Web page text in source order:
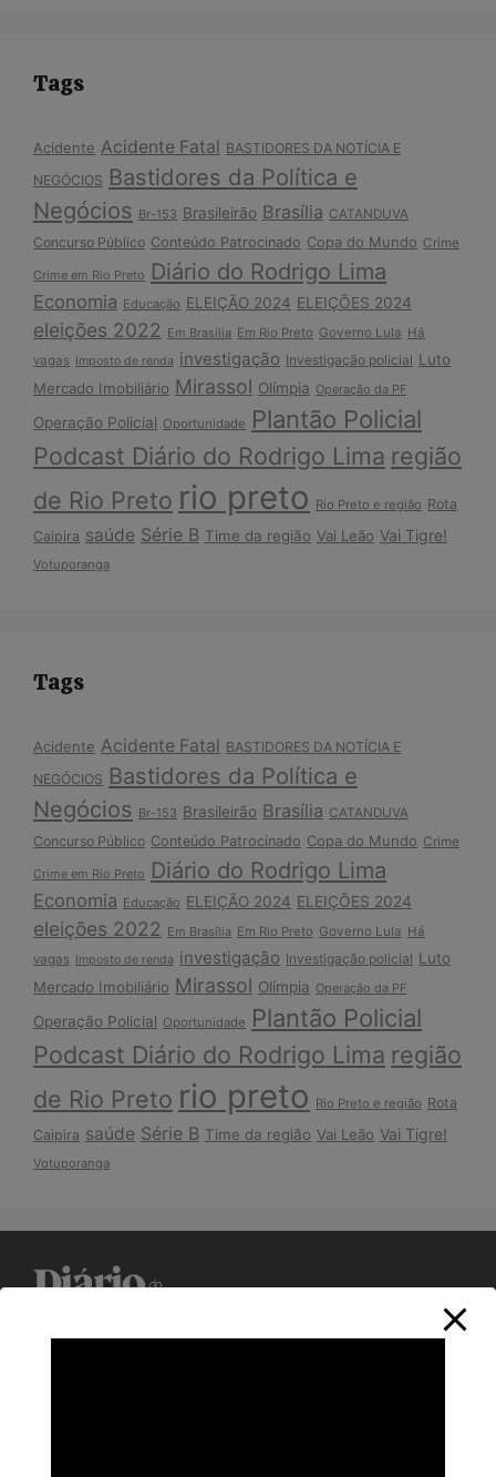
Tags
Acidente Acidente Fatal BASTIDORES DA NOTÍCIA E
NEGÓCIOS Bastidores da Política e
Negócios Br-153 Brasileirão Brasília CATANDUVA
Concurso Público Conteúdo Patrocinado Copa do Mundo Crime
Crime em Rio Preto Diário do Rodrigo Lima
Economia Educação ELEIÇÃO 2024 ELEIÇÕES 2024
eleições 2022 Em Brasília Em Rio Preto Governo Lula Há
vagas Imposto de renda investigação Investigação policial Luto
Mercado Imobiliário Mirassol Olímpia Operação da PF
Operação Policial Oportunidade Plantão Policial
Podcast Diário do Rodrigo Lima região
de Rio Preto rio preto Rio Preto e região Rota
Caipira saúde Série B Time da região Vai Leão Vai Tigre!
Votuporanga
Tags
Acidente Acidente Fatal BASTIDORES DA NOTÍCIA E
NEGÓCIOS Bastidores da Política e
Negócios Br-153 Brasileirão Brasília CATANDUVA
Concurso Público Conteúdo Patrocinado Copa do Mundo Crime
Crime em Rio Preto Diário do Rodrigo Lima
Economia Educação ELEIÇÃO 2024 ELEIÇÕES 2024
eleições 2022 Em Brasília Em Rio Preto Governo Lula Há
vagas Imposto de renda investigação Investigação policial Luto
Mercado Imobiliário Mirassol Olímpia Operação da PF
Operação Policial Oportunidade Plantão Policial
Podcast Diário do Rodrigo Lima região
de Rio Preto rio preto Rio Preto e região Rota
Caipira saúde Série B Time da região Vai Leão Vai Tigre!
Votuporanga